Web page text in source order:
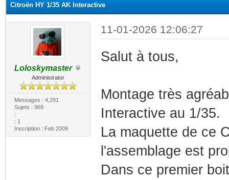
Citroën HY 1/35 AK Interactive
Loloskymaster
Administrator
Messages : 4,291
Sujets : 969
:
: 1
Inscription : Feb 2009
11-01-2026 12:06:27
Salut à tous,
Montage très
Interactive au 1/35.
La maquette de ce
l'assemblage est
Dans ce premier